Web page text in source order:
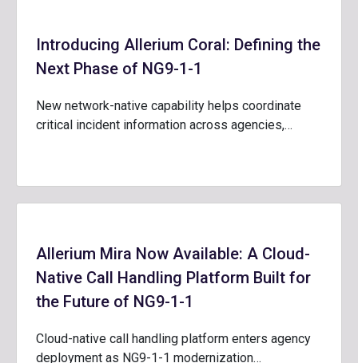
Introducing Allerium Coral: Defining the
Next Phase of NG9-1-1
New network-native capability helps coordinate
critical incident information across agencies,…
Allerium Mira Now Available: A Cloud-
Native Call Handling Platform Built for
the Future of NG9-1-1
Cloud-native call handling platform enters agency
deployment as NG9-1-1 modernization…